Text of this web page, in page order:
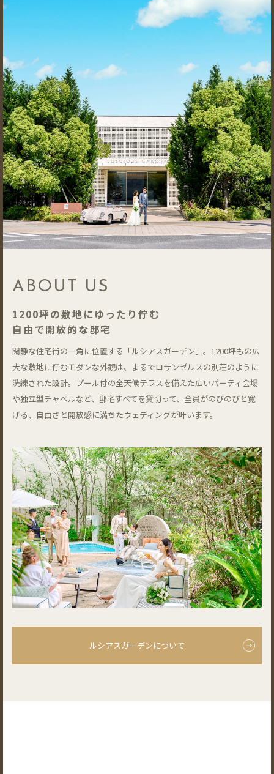
ABOUT US
1200坪の敷地にゆったり佇む
自由で開放的な邸宅
閑静な住宅街の一角に位置する「ルシアスガーデン」。1200坪もの広
大な敷地に佇むモダンな外観は、まるでロサンゼルスの別荘のように
洗練された設計。プール付の全天候テラスを備えた広いパーティ会場
や独立型チャペルなど、邸宅すべてを貸切って、全員がのびのびと寛
げる、自由さと開放感に満ちたウェディングが叶います。
ルシアスガーデンについて